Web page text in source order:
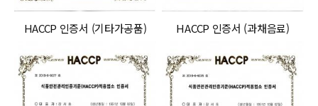
HACCP 인증서 (기타가공품) HACCP 인증서 (과채음료)